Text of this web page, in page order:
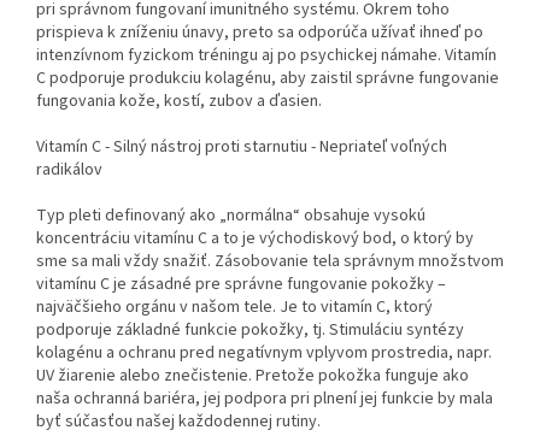
pri správnom fungovaní imunitného systému. Okrem toho
prispieva k zníženiu únavy, preto sa odporúča užívať ihneď po
intenzívnom fyzickom tréningu aj po psychickej námahe. Vitamín
C podporuje produkciu kolagénu, aby zaistil správne fungovanie
fungovania kože, kostí, zubov a ďasien.
Vitamín C - Silný nástroj proti starnutiu - Nepriateľ voľných
radikálov
Typ pleti definovaný ako „normálna“ obsahuje vysokú
koncentráciu vitamínu C a to je východiskový bod, o ktorý by
sme sa mali vždy snažiť. Zásobovanie tela správnym množstvom
vitamínu C je zásadné pre správne fungovanie pokožky –
najväčšieho orgánu v našom tele. Je to vitamín C, ktorý
podporuje základné funkcie pokožky, tj. Stimuláciu syntézy
kolagénu a ochranu pred negatívnym vplyvom prostredia, napr.
UV žiarenie alebo znečistenie. Pretože pokožka funguje ako
naša ochranná bariéra, jej podpora pri plnení jej funkcie by mala
byť súčasťou našej každodennej rutiny.